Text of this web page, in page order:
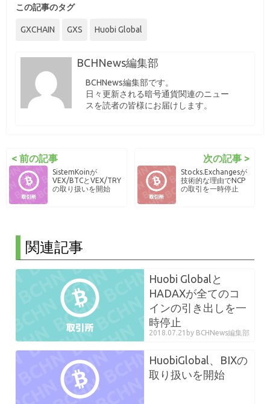
この記事のタグ
GXCHAIN GXS Huobi Global
BCHNews編集部
BCHNews編集部です。
日々更新される暗号通貨関連のニュー
スを読者の皆様にお届けします。
< 前の記事
SistemKoinが
VEX/BTCとVEX/TRY
の取り扱いを開始
次の記事 >
Stocks.Exchangesが
技術的な理由でNCP
の取引を一時停止
関連記事
Huobi Globalと
HADAXが全てのコ
インの引き出しを一
時停止
2018.07.21 by BCHNews編集部
HuobiGlobal、BIXの
取り扱いを開始